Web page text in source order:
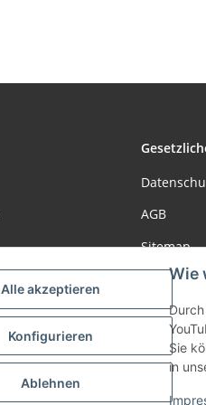
Alle akzeptieren
Konfigurieren
Ablehnen
Wie
Sie
in
AGB
Sitemap